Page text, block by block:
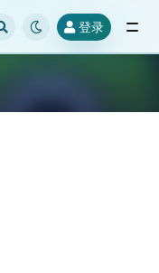
登录